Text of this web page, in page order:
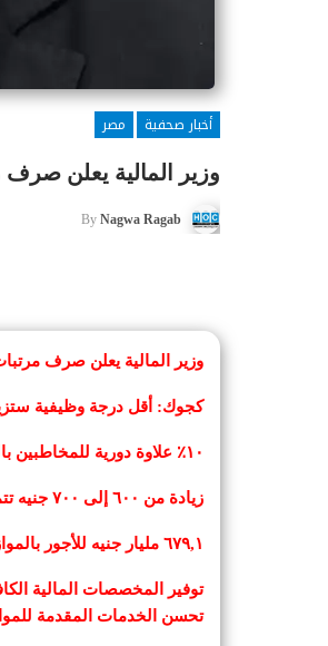
أخبار صحفية
مصر
وزير المالية يعلن صرف
By Nagwa Ragab
وزير المالية يعلن صرف مرتبات
كجوك: أقل درجة وظيفية ستزيد ١١٠٠ جنيه في «إجمالي الأجر»
١٠٪ علاوة دورية للمخاطبين بالخدمة المدنية و١٥٪ لغير المخاطبين بحد أدنى ١٥٠ جنيهًا شهريًا
زيادة من ٦٠٠ إلى ٧٠٠ جنيه تتمثل فى حافز إضافى بقيمة مقطوعة لكل العاملين
٦٧٩,١ مليار جنيه للأجور بالموازنة الجديدة بمعدل نمو سنوي ١٨,١٪
تحسن الخدمات المقدمة